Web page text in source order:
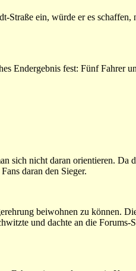
ein, würde er es schaffen,
Endergebnis fest: Fünf Fahrer
sich nicht daran orientieren. Da
daran den Sieger.
beiwohnen zu können.
und dachte an die Forums-